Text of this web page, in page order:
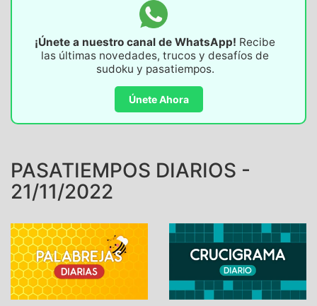
¡Únete a nuestro canal de WhatsApp! Recibe
las últimas novedades, trucos y desafíos de
sudoku y pasatiempos.
Únete Ahora
PASATIEMPOS DIARIOS -
21/11/2022